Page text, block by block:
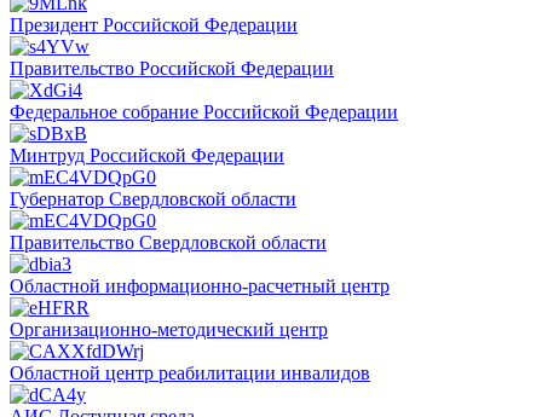
Президент Российской Федерации
Правительство Российской Федерации
Федеральное собрание Российской Федерации
Минтруд Российской Федерации
Губернатор Свердловской области
Правительство Свердловской области
Областной информационно-расчетный центр
Организационно-методический центр
Областной центр реабилитации инвалидов